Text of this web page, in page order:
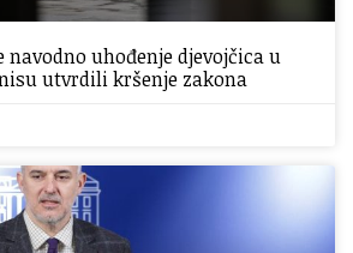
uhođenje djevojčica u
utvrdili kršenje zakona